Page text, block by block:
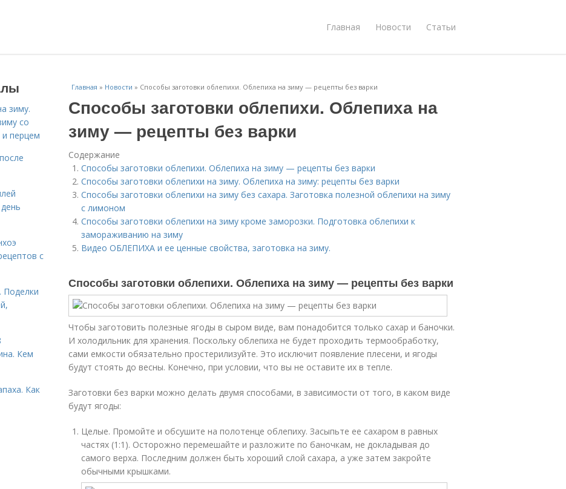
Главная Новости Статьи
Главная » Новости » Способы заготовки облепихи. Облепиха на зиму — рецепты без варки
Способы заготовки облепихи. Облепиха на
зиму — рецепты без варки
Содержание
Способы заготовки облепихи. Облепиха на зиму — рецепты без варки
Способы заготовки облепихи на зиму. Облепиха на зиму: рецепты без варки
Способы заготовки облепихи на зиму без сахара. Заготовка полезной облепихи на зиму
с лимоном
Способы заготовки облепихи на зиму кроме заморозки. Подготовка облепихи к
замораживанию на зиму
Видео ОБЛЕПИХА и ее ценные свойства, заготовка на зиму.
Способы заготовки облепихи. Облепиха на зиму — рецепты без варки
Чтобы заготовить полезные ягоды в сыром виде, вам понадобится только сахар и баночки.
И холодильник для хранения. Поскольку облепиха не будет проходить термообработку,
сами емкости обязательно простерилизуйте. Это исключит появление плесени, и ягоды
будут стоять до весны. Конечно, при условии, что вы не оставите их в тепле.
Заготовки без варки можно делать двумя способами, в зависимости от того, в каком виде
будут ягоды:
Целые. Промойте и обсушите на полотенце облепиху. Засыпьте ее сахаром в равных
частях (1:1). Осторожно перемешайте и разложите по баночкам, не докладывая до
самого верха. Последним должен быть хороший слой сахара, а уже затем закройте
обычными крышками.
зиму.
со
перцем
с
Поделки
Кем
Как